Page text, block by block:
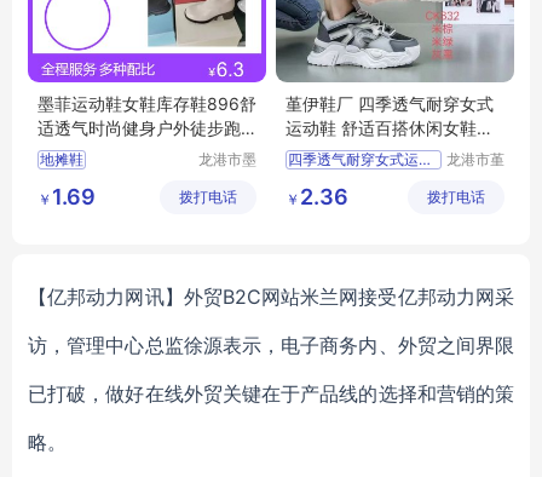
墨菲运动鞋女鞋库存鞋896舒
适透气时尚健身户外徒步跑
步
地摊鞋
龙港市墨
务商行
￥ 1.69 拨打电话
堇伊鞋厂 四季透气耐穿女式
运动鞋 舒适百搭休闲女鞋批
发
四季透气耐穿女式运动鞋
舒适百搭休闲女鞋
龙港市堇
￥ 2.36 拨打电话
【亿邦动力网讯】外贸B2C网站米兰网接受亿邦动力网采
访，管理中心总监徐源表示，电子商务内、外贸之间界限
已打破，做好在线外贸关键在于产品线的选择和营销的策
略。